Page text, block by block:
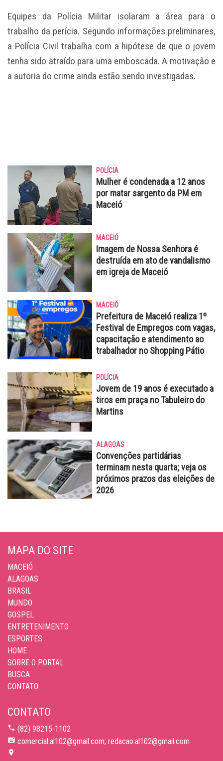
Equipes da Polícia Militar isolaram a área para o
trabalho da perícia. Segundo informações preliminares,
a Polícia Civil trabalha com a hipótese de que o jovem
tenha sido atraído para uma emboscada. A motivação e
a autoria do crime ainda estão sendo investigadas.
POLÍCIA
Mulher é condenada a 12 anos
por matar sargento da PM em
Maceió
MACEIÓ
Imagem de Nossa Senhora é
destruída em ato de vandalismo
em igreja de Maceió
MACEIÓ
Prefeitura de Maceió realiza 1º
Festival de Empregos com vagas,
capacitação e atendimento ao
trabalhador no Shopping Pátio
POLÍCIA
Jovem de 19 anos é executado a
tiros em praça no Tabuleiro do
Martins
ALAGOAS
Convenções partidárias
terminam nesta quarta; veja os
próximos prazos das eleições de
2026
MAPA DO SITE
MACEIÓ
ALAGOAS
BRASIL
MUNDO
GOSPEL
ENTRETENIMENTO
ESPORTES
HOME
SOBRE O PORTAL
BUSCA
CONTATO
CONTATO
(82) 98215-1102
comercial.al102@gmail.com; redacao.al102@gmail.com